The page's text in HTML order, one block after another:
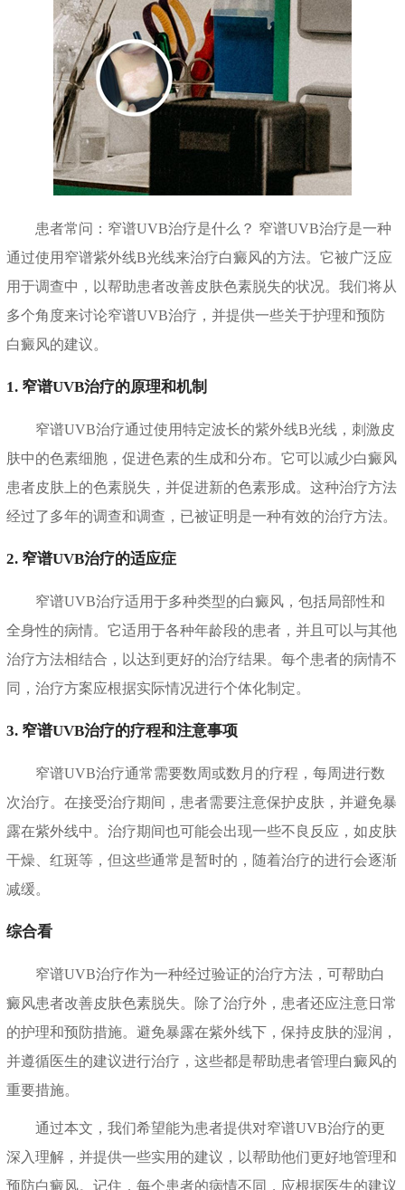
患者常问：窄谱UVB治疗是什么？ 窄谱UVB治疗是一种
通过使用窄谱紫外线B光线来治疗白癜风的方法。它被广泛应
用于调查中，以帮助患者改善皮肤色素脱失的状况。我们将从
多个角度来讨论窄谱UVB治疗，并提供一些关于护理和预防
白癜风的建议。
1. 窄谱UVB治疗的原理和机制
窄谱UVB治疗通过使用特定波长的紫外线B光线，刺激皮
肤中的色素细胞，促进色素的生成和分布。它可以减少白癜风
患者皮肤上的色素脱失，并促进新的色素形成。这种治疗方法
经过了多年的调查和调查，已被证明是一种有效的治疗方法。
2. 窄谱UVB治疗的适应症
窄谱UVB治疗适用于多种类型的白癜风，包括局部性和
全身性的病情。它适用于各种年龄段的患者，并且可以与其他
治疗方法相结合，以达到更好的治疗结果。每个患者的病情不
同，治疗方案应根据实际情况进行个体化制定。
3. 窄谱UVB治疗的疗程和注意事项
窄谱UVB治疗通常需要数周或数月的疗程，每周进行数
次治疗。在接受治疗期间，患者需要注意保护皮肤，并避免暴
露在紫外线中。治疗期间也可能会出现一些不良反应，如皮肤
干燥、红斑等，但这些通常是暂时的，随着治疗的进行会逐渐
减缓。
综合看
窄谱UVB治疗作为一种经过验证的治疗方法，可帮助白
癜风患者改善皮肤色素脱失。除了治疗外，患者还应注意日常
的护理和预防措施。避免暴露在紫外线下，保持皮肤的湿润，
并遵循医生的建议进行治疗，这些都是帮助患者管理白癜风的
重要措施。
通过本文，我们希望能为患者提供对窄谱UVB治疗的更
深入理解，并提供一些实用的建议，以帮助他们更好地管理和
预防白癜风。记住，每个患者的病情不同，应根据医生的建议